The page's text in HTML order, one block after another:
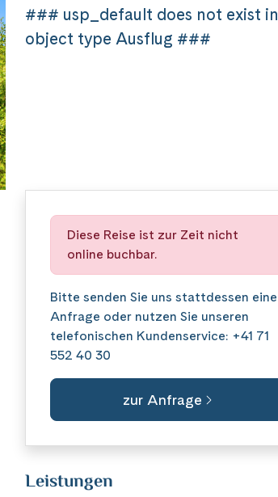
### usp_default does not exist in
object type Ausflug ###
Diese Reise ist zur Zeit nicht
online buchbar.
Bitte senden Sie uns stattdessen eine
Anfrage oder nutzen Sie unseren
telefonischen Kundenservice: +41 71
552 40 30
zur Anfrage
Leistungen